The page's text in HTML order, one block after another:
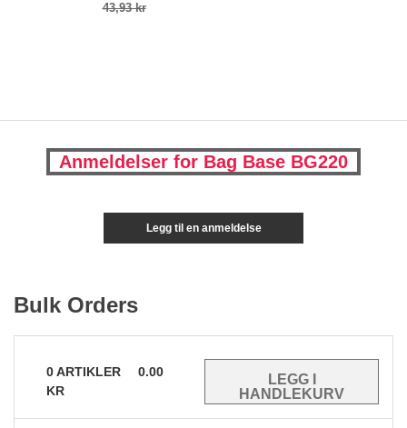
43,93 kr
Anmeldelser for Bag Base BG220
Legg til en anmeldelse
Bulk Orders
0ARTIKLER
0.00
KR